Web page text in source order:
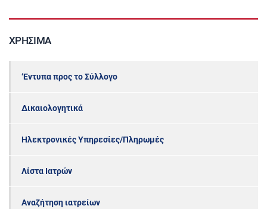
ΧΡΉΣΙΜΑ
‘Εντυπα προς το Σύλλογο
Δικαιολογητικά
Ηλεκτρονικές Υπηρεσίες/Πληρωμές
Λίστα Ιατρών
Αναζήτηση ιατρείων